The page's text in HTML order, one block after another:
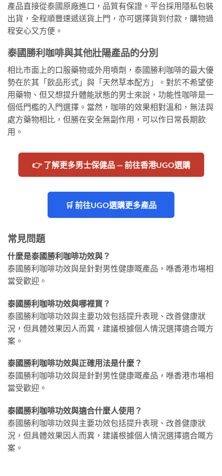
產品直接從泰國原廠進口，品質有保證。平台採用隱私包裝
出貨，全程順豐速遞送貨上門，亦可選擇貨到付款，購物過
程安心又方便。
泰國勝利咖啡與其他壯陽產品的分別
相比市面上的口服藥物或外用噴劑，泰國勝利咖啡的最大優
勢在於其「飲品形式」與「天然草本配方」。對於不希望使
用藥物、但又想提升體能狀態的男士來說，功能性咖啡是一
個低門檻的入門選擇。當然，咖啡的效果相對溫和，無法與
處方藥物相比，但勝在安全無副作用，可以作日常長期飲
用。
👉 了解更多男士保健品 — 前往香港UGO選購
🛒 前往UGO選購更多產品
常見問題
什麼是泰國勝利咖啡功效與？
泰國勝利咖啡功效與是針對男性健康嘅產品，喺香港市場相
當受歡迎。
泰國勝利咖啡功效與哪裡買？
泰國勝利咖啡功效與主要功效包括提升表現、改善健康狀
況，但具體效果因人而異，建議根據個人情況選擇適合嘅方
案。
泰國勝利咖啡功效與正確用法是什麼？
泰國勝利咖啡功效與是針對男性健康嘅產品，喺香港市場相
當受歡迎。
泰國勝利咖啡功效與適合什麼人使用？
泰國勝利咖啡功效與主要功效包括提升表現、改善健康狀
況，但具體效果因人而異，建議根據個人情況選擇適合嘅方
案。